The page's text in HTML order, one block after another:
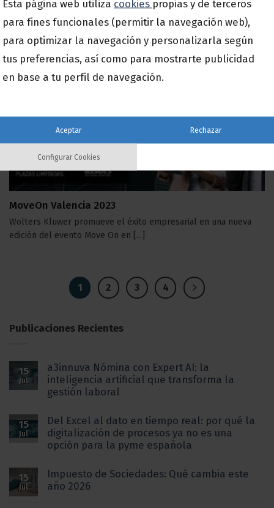
software de gestión para pymes [...]
MoveOn Valencia 2023
Wolters Kluwer promueve el éxito empresarial en una nueva
edición del evento Move On en [...]
06
Nov
1 2 3 4
Publicaciones Recientes
15
Jul
a3innuva Nómina con Expert AI: la
inteligencia artificial que transforma la
gestión laboral
15
Jul
Del Excel al dato en tiempo real: por qué la
digitalización de procesos ya no es una
opción para la pyme española
15
Jul
Impuesto de Sociedades: Qué cambia este
año 2026
Esta página web utiliza cookies propias y de terceros
para fines funcionales (permitir la navegación web),
para optimizar la navegación y personalizarla según
tus preferencias, así como para mostrarte publicidad
en base a tu perfil de navegación.
Aceptar Rechazar
Configurar Cookies